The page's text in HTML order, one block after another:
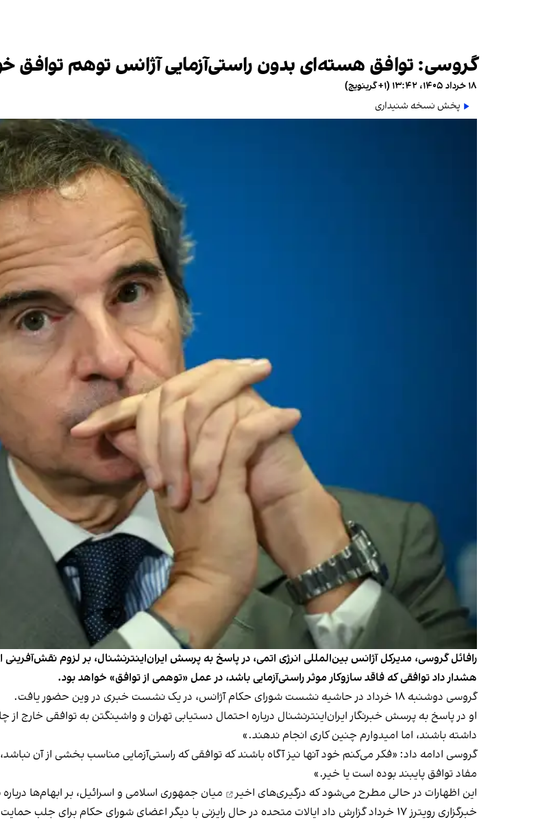
گروسی: توافق هسته‌ای بدون راستی‌آزمایی آژانس توهم توافق
۱۸ خرداد ۱۴۰۵، ۱۳:۴۲ (‎+۱ گرینویچ)
پخش نسخه شنیداری
رافائل گروسی، مدیرکل آژانس بین‌المللی انرژی اتمی، در پاسخ به پرسش ایران‌اینترنشنال، بر لزوم
هشدار داد توافقی که فاقد سازوکار موثر راستی‌آزمایی باشد، در عمل «توهمی از توافق» خواهد بود.
گروسی دوشنبه ۱۸ خرداد در حاشیه نشست شورای حکام آژانس، در یک نشست خبری در وین حضور یافت.
او در پاسخ به پرسش خبرنگار ایران‌اینترنشنال درباره احتمال دستیابی تهران و واشینگتن به توافقی
داشته باشند، اما امیدوارم چنین کاری انجام ندهند.»
گروسی ادامه داد: «فکر می‌کنم خود آنها نیز آگاه باشند که توافقی که راستی‌آزمایی مناسب بخشی از آن
مفاد توافق پایبند بوده است یا خیر.»
این اظهارات در حالی مطرح می‌شود که درگیری‌های اخیر
میان جمهوری اسلامی و اسرائیل، بر ابهام‌ها
خبرگزاری رویترز ۱۷ خرداد گزارش داد ایالات متحده در حال رایزنی با دیگر اعضای شورای حکام برای جلب حمایت از